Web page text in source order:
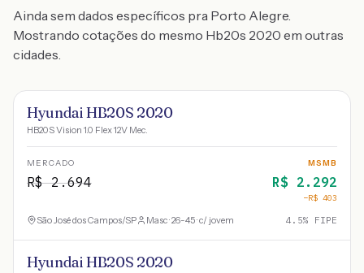
Ainda sem dados específicos pra Porto Alegre.
Mostrando cotações do mesmo Hb20s 2020 em outras
cidades.
Hyundai HB20S 2020
HB20S Vision 1.0 Flex 12V Mec.
MERCADO
R$2.694
MSMB
R$ 2.292
−R$ 403
São José dos Campos/SP Masc · 26-45 · c/ jovem 4.5% FIPE
Hyundai HB20S 2020